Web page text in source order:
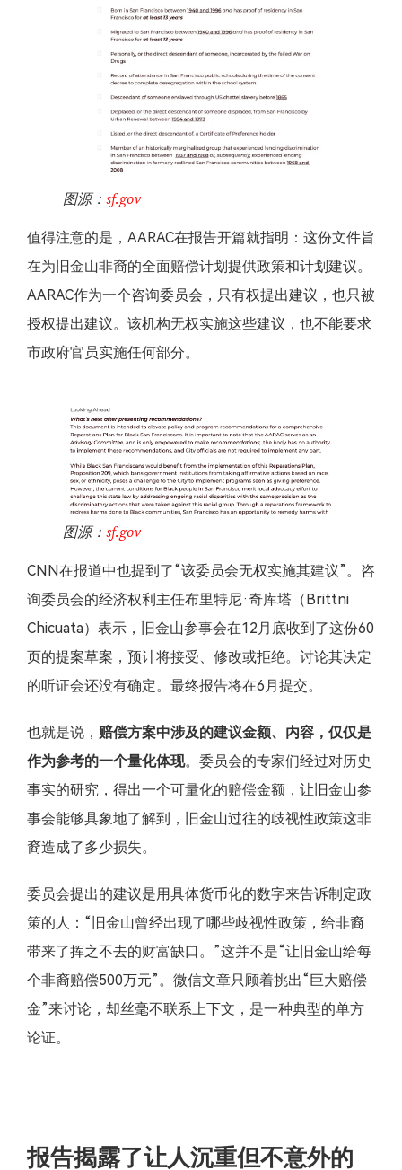
图源： sf.gov
值得注意的是，AARAC在报告开篇就指明：这份文件旨
在为旧金山非裔的全面赔偿计划提供政策和计划建议。
AARAC作为一个咨询委员会，只有权提出建议，也只被
授权提出建议。该机构无权实施这些建议，也不能要求
市政府官员实施任何部分。
图源： sf.gov
CNN在报道中也提到了“该委员会无权实施其建议”。咨
询委员会的经济权利主任布里特尼·奇库塔（Brittni
Chicuata）表示，旧金山参事会在12月底收到了这份60
页的提案草案，预计将接受、修改或拒绝。讨论其决定
的听证会还没有确定。最终报告将在6月提交。
也就是说， 赔偿方案中涉及的建议金额、内容，仅仅是
作为参考的一个量化体现。委员会的专家们经过对历史
事实的研究，得出一个可量化的赔偿金额，让旧金山参
事会能够具象地了解到，旧金山过往的歧视性政策这非
裔造成了多少损失。
委员会提出的建议是用具体货币化的数字来告诉制定政
策的人：“旧金山曾经出现了哪些歧视性政策，给非裔
带来了挥之不去的财富缺口。”这并不是“让旧金山给每
个非裔赔偿500万元”。微信文章只顾着挑出“巨大赔偿
金”来讨论，却丝毫不联系上下文，是一种典型的单方
论证。
报告揭露了让人沉重但不意外的